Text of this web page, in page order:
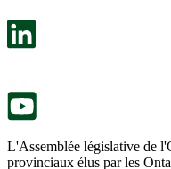
L'Assemblée législative de
provinciaux élus par les